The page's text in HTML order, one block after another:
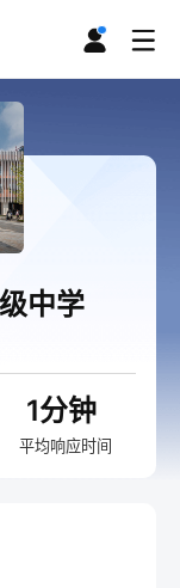
中学
1分钟
平均响应时间